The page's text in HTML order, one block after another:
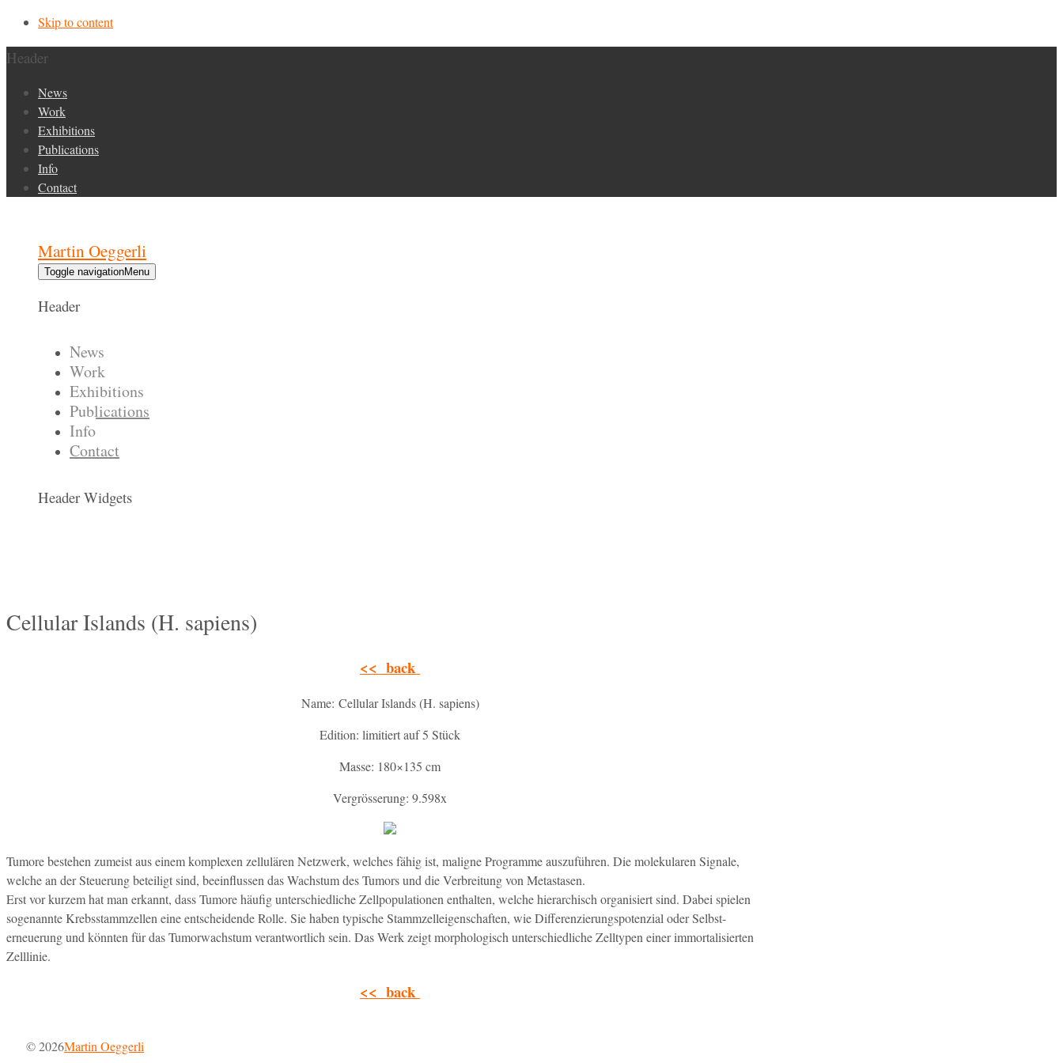
Skip to content
Header
News
Work
Exhibitions
Publications
Info
Contact
Martin Oeggerli
Toggle navigationMenu
Header
News
Work
Exhibitions
Publications
Info
Contact
Header Widgets
Cellular Islands (H. sapiens)
<< back
Name: Cellular Islands (H. sapiens)
Edition: limitiert auf 5 Stück
Masse: 180×135 cm
Vergrösserung: 9.598x
Tumore bestehen zumeist aus einem komplexen zellulären Netzwerk, welches fähig ist, maligne Programme auszuführen. Die molekularen Signale,
welche an der Steuerung beteiligt sind, beeinflussen das Wachstum des Tumors und die Verbreitung von Metastasen.
Erst vor kurzem hat man erkannt, dass Tumore häufig unterschiedliche Zellpopulationen enthalten, welche hierarchisch organisiert sind. Dabei spielen
sogenannte Krebsstammzellen eine entscheidende Rolle. Sie haben typische Stammzelleigenschaften, wie Differenzierungspotenzial oder Selbst-
erneuerung und könnten für das Tumorwachstum verantwortlich sein. Das Werk zeigt morphologisch unterschiedliche Zelltypen einer immortalisierten
Zelllinie.
<< back
© 2026Martin Oeggerli